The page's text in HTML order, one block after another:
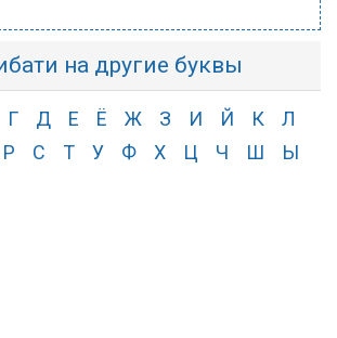
на другие буквы
Г Д Е Ё Ж З И Й К
Л
Р С Т У Ф Х Ц Ч Ш
Ы